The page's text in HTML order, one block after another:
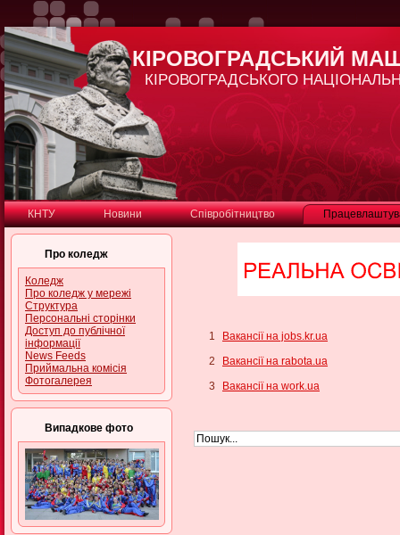
КІРОВОГРАДСЬКИЙ
КІРОВОГРАДСЬКОГО
КНТУ Новини Співробітництво
Про коледж
Коледж
Про коледж у мережі
Структура
Персональні сторінки
Доступ до публічної
інформації
News Feeds
Приймальна комісія
Фотогалерея
Випадкове фото
1
Вакансії на jobs.kr.ua
2
Вакансії на rabota.ua
3
Вакансії на work.ua